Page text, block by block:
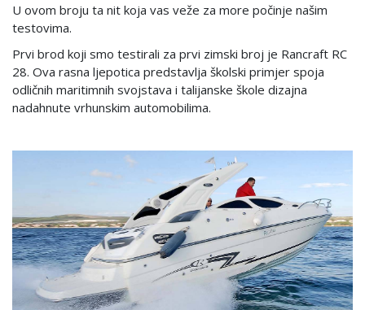
U ovom broju ta nit koja vas veže za more počinje našim
testovima.
Prvi brod koji smo testirali za prvi zimski broj je Rancraft RC
28. Ova rasna ljepotica predstavlja školski primjer spoja
odličnih maritimnih svojstava i talijanske škole dizajna
nadahnute vrhunskim automobilima.